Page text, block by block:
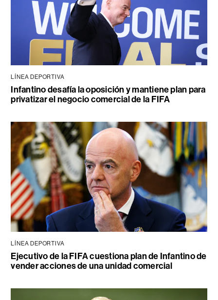
LÍNEA DEPORTIVA
Infantino desafía la oposición y mantiene plan para
privatizar el negocio comercial de la FIFA
LÍNEA DEPORTIVA
Ejecutivo de la FIFA cuestiona plan de Infantino de
vender acciones de una unidad comercial